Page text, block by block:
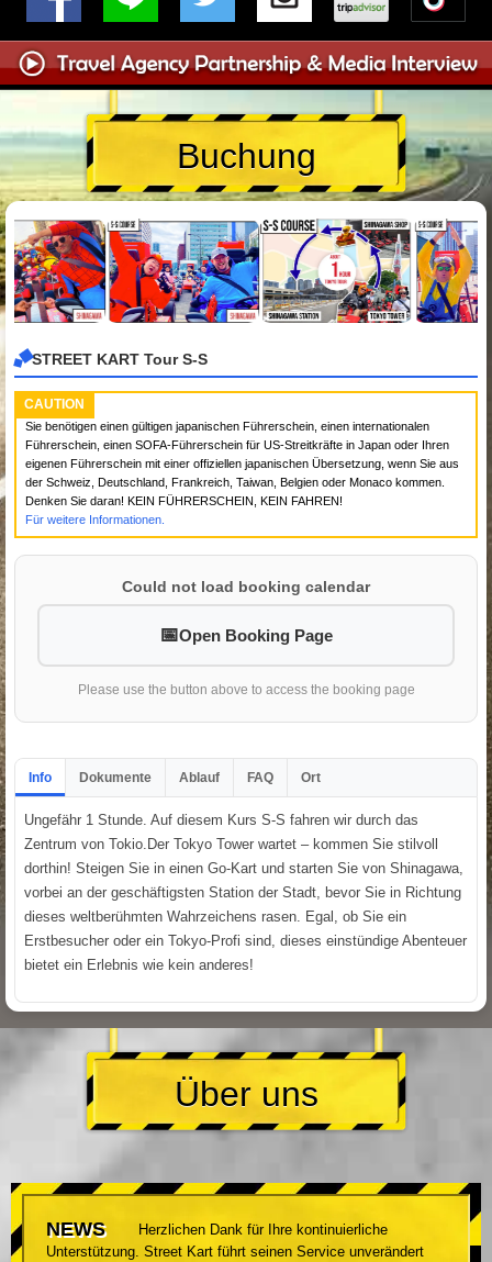
Buchung
STREET KART Tour S-S
CAUTION
Sie benötigen einen gültigen japanischen Führerschein, einen internationalen
Führerschein, einen SOFA-Führerschein für US-Streitkräfte in Japan oder Ihren
eigenen Führerschein mit einer offiziellen japanischen Übersetzung, wenn Sie aus
der Schweiz, Deutschland, Frankreich, Taiwan, Belgien oder Monaco kommen.
Denken Sie daran! KEIN FÜHRERSCHEIN, KEIN FAHREN!
Für weitere Informationen.
Could not load booking calendar
Open Booking Page
Please use the button above to access the booking page
Info Dokumente Ablauf FAQ Ort
Ungefähr 1 Stunde. Auf diesem Kurs S-S fahren wir durch das
Zentrum von Tokio.Der Tokyo Tower wartet – kommen Sie stilvoll
dorthin! Steigen Sie in einen Go-Kart und starten Sie von Shinagawa,
vorbei an der geschäftigsten Station der Stadt, bevor Sie in Richtung
dieses weltberühmten Wahrzeichens rasen. Egal, ob Sie ein
Erstbesucher oder ein Tokyo-Profi sind, dieses einstündige Abenteuer
bietet ein Erlebnis wie kein anderes!
Über uns
NEWS
Herzlichen Dank für Ihre kontinuierliche
Unterstützung. Street Kart führt seinen Service unverändert